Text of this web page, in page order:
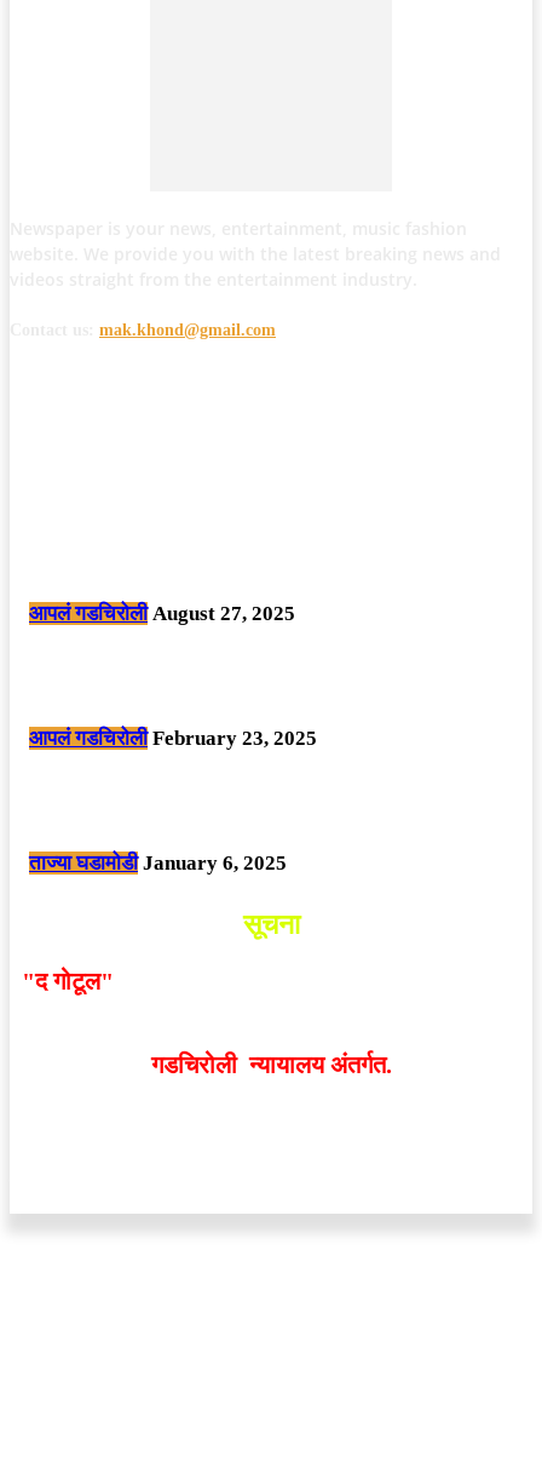
mak.khond@gmail.com
आपलं गडचिरोली August 27, 2025
आपलं गडचिरोली February 23, 2025
ताज्या घडामोडी January 6, 2025
सूचना
"द गोटूल"
गडचिरोली न्यायालय अंतर्गत.